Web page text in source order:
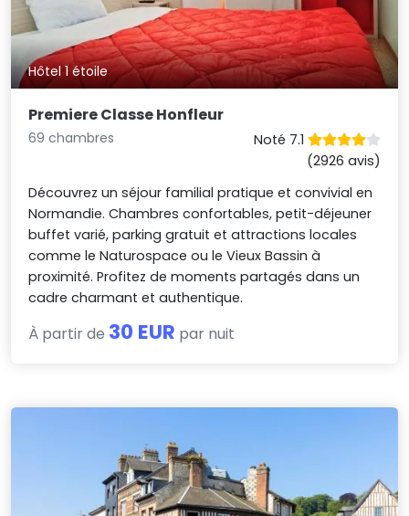
Hôtel 1 étoile
Premiere Classe Honfleur
69 chambres
Noté 7.1
(2926 avis)
Découvrez un séjour familial pratique et convivial en
Normandie. Chambres confortables, petit-déjeuner
buffet varié, parking gratuit et attractions locales
comme le Naturospace ou le Vieux Bassin à
proximité. Profitez de moments partagés dans un
cadre charmant et authentique.
À partir de 30 EUR par nuit